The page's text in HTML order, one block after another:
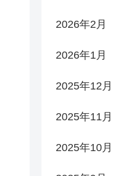
2026年2月
2026年1月
2025年12月
2025年11月
2025年10月